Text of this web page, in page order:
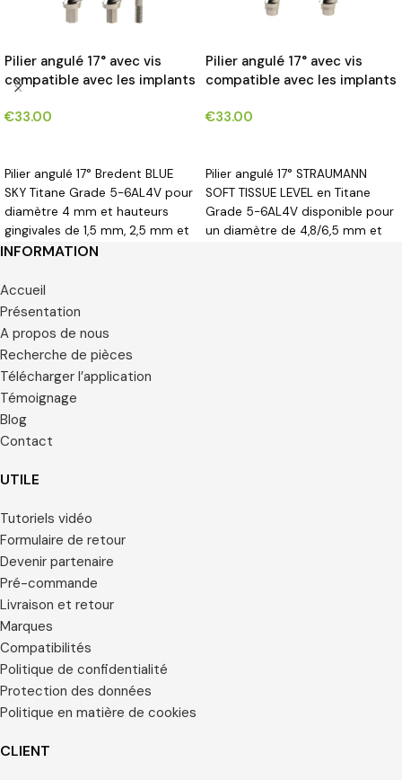
Pilier angulé 17° avec vis
compatible avec les implants
€33.00
Pilier angulé 17° Bredent BLUE
SKY Titane Grade 5-6AL4V pour
diamètre 4 mm et hauteurs
gingivales de 1,5 mm, 2,5 mm et
3,5 mm.
Pilier angulé 17° avec vis
compatible avec les implants
LEVEL® RN SYSTEM*
€33.00
Pilier angulé 17° STRAUMANN
SOFT TISSUE LEVEL en Titane
Grade 5-6AL4V disponible pour
un diamètre de 4,8/6,5 mm et
INFORMATION
Accueil
Présentation
A propos de nous
Recherche de pièces
Télécharger l’application
Témoignage
Blog
Contact
UTILE
Tutoriels vidéo
Formulaire de retour
Devenir partenaire
Pré-commande
Livraison et retour
Marques
Compatibilités
Politique de confidentialité
Protection des données
Politique en matière de cookies
CLIENT